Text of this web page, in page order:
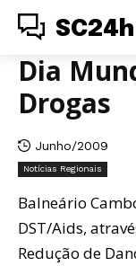
SC24h
Dia
Drogas
Junho/2009
Notícias Regionais
Balneário
DST/Aids,
Redução de